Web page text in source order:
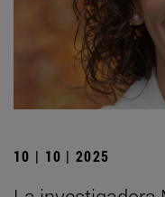
10 | 10 | 2025